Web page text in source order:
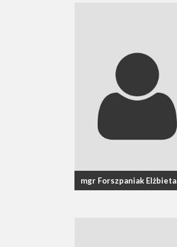
mgr Forszpaniak Elżbieta